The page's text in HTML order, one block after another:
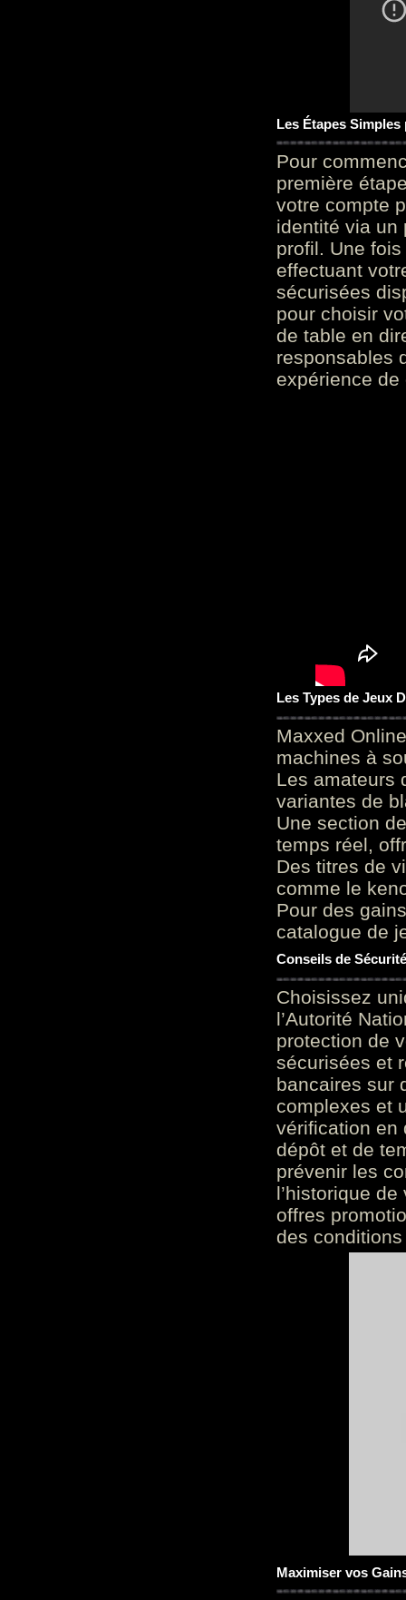
Les Étapes
Pour
première
votre compte
identité via un
profil. Une
effectuant
sécurisées
pour choisir
de table en
responsables
expérience
Les Types de Jeux
Maxxed
machines à
Les amateurs
variantes de
Une section
temps réel,
Des titres de
comme le
Pour des
catalogue de
Conseils de
Choisissez
l’Autorité
protection de
sécurisées et
bancaires sur
complexes et
vérification en
dépôt et de
prévenir les
l’historique
offres
des
Maximiser vos